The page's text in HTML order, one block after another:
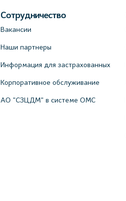
Сотрудничество
Вакансии
Наши партнеры
Информация для застрахованных
Корпоративное обслуживание
АО "СЗЦДМ" в системе ОМС